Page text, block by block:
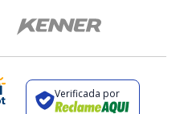
Verificada por